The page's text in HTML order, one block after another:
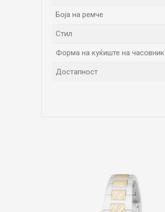
Боја на ремче
Стил
Форма на куќиште на часовник
Достапност